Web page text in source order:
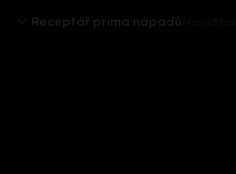
Receptář prima nápadů